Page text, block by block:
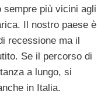
sempre più vicini agli
Il nostro paese è
recessione ma il
Se il percorso di
a lungo, si
in Italia.